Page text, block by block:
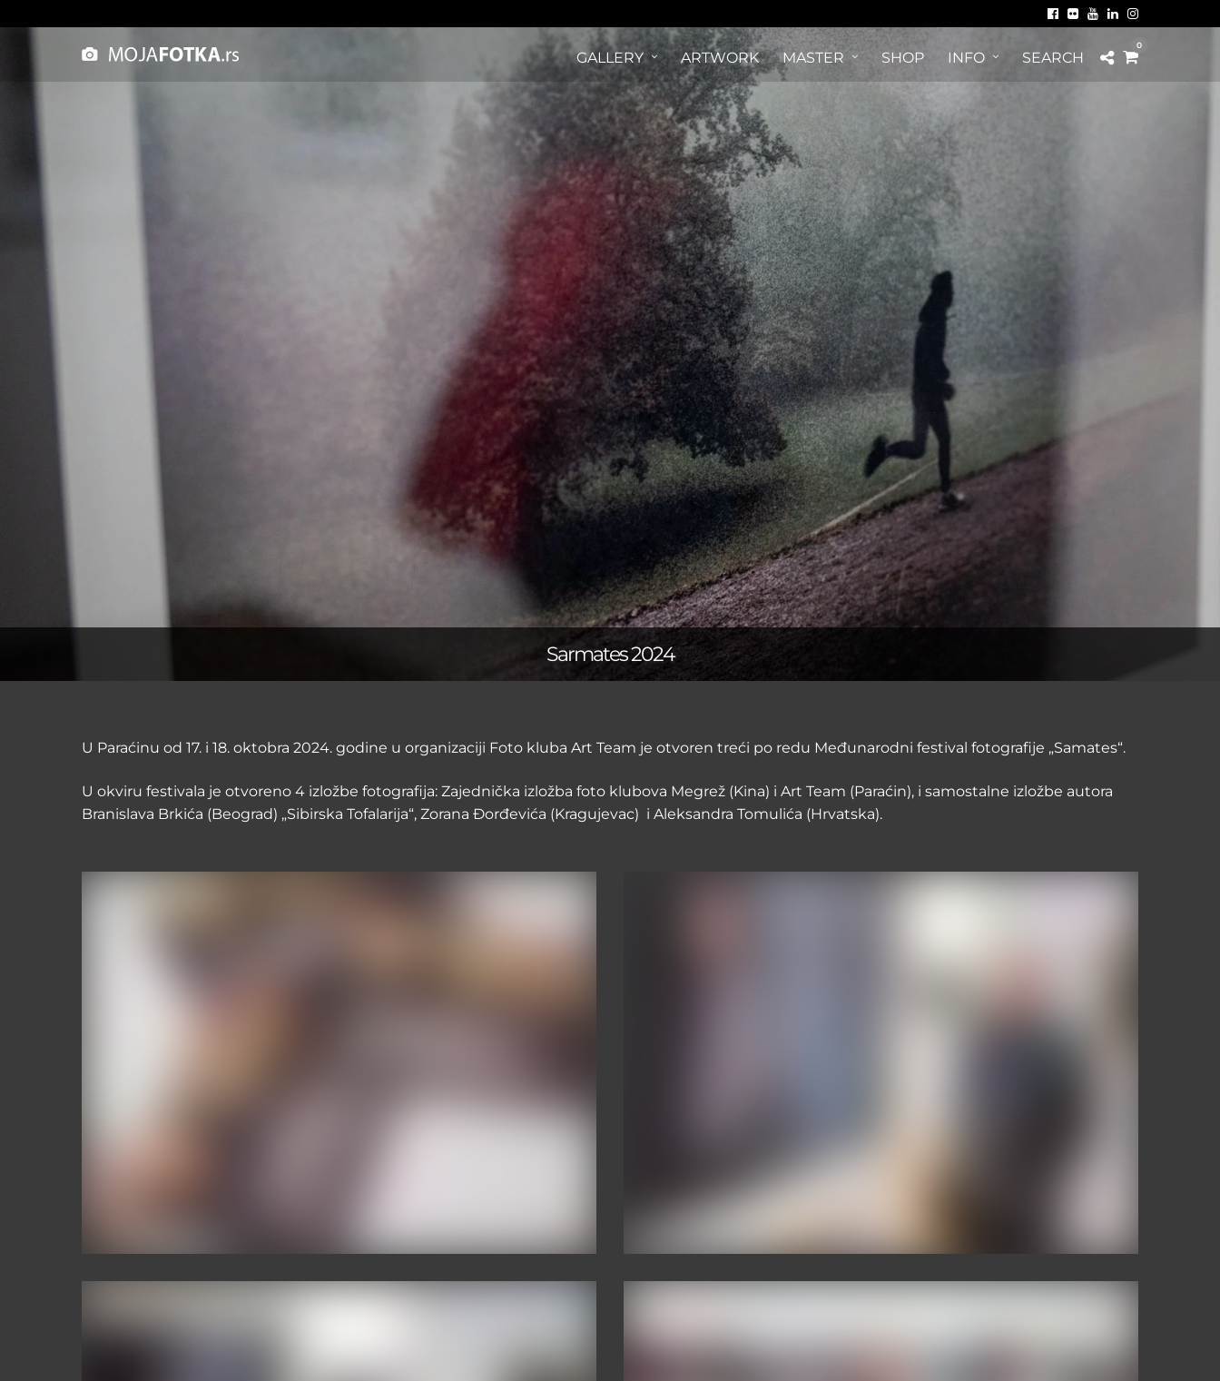
GALLERY ARTWORK MASTER SHOP INFO SEARCH
0
Sarmates 2024
U Paraćinu od 17. i 18. oktobra 2024. godine u organizaciji Foto kluba Art Team je otvoren treći po redu Međunarodni festival fotografije „Samates“.
U okviru festivala je otvoreno 4 izložbe fotografija: Zajednička izložba foto klubova Megrež (Kina) i Art Team (Paraćin), i samostalne izložbe autora
Branislava Brkića (Beograd) „Sibirska Tofalarija“, Zorana Đorđevića (Kragujevac) i Aleksandra Tomulića (Hrvatska).